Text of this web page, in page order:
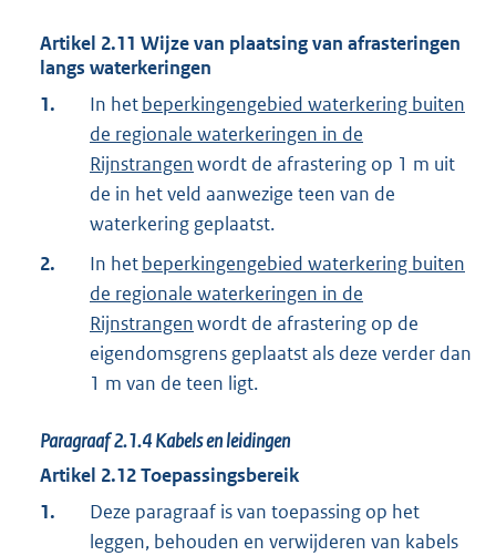
Artikel 2.11 Wijze van plaatsing van afrasteringen
langs waterkeringen
1.
In hetbeperkingengebied waterkering buiten
de regionale waterkeringen in de
Rijnstrangenwordt de afrastering op 1 m uit
de in het veld aanwezige teen van de
waterkering geplaatst.
2.
In hetbeperkingengebied waterkering buiten
de regionale waterkeringen in de
Rijnstrangenwordt de afrastering op de
eigendomsgrens geplaatst als deze verder dan
1 m van de teen ligt.
Paragraaf2.1.4Kabels en leidingen
Artikel 2.12Toepassingsbereik
1.
Deze paragraaf is van toepassing op het
leggen, behouden en verwijderen van kabels